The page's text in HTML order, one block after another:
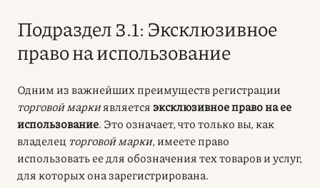
Подраздел 3.1: Эксклюзивное
право на использование
Одним из важнейших преимуществ регистрации
торговой маркиявляется эксклюзивное право на ее
использование. Это означает, что только вы, как
владелец торговой марки, имеете право
использовать ее для обозначения тех товаров и услуг,
для которых она зарегистрирована.